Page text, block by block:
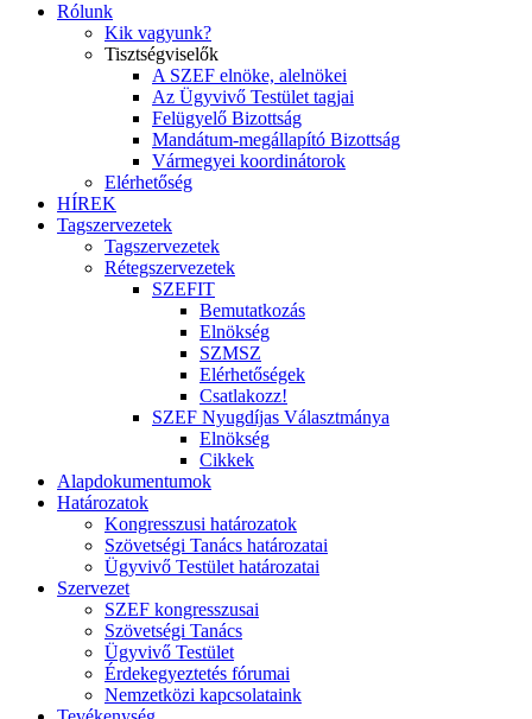
Rólunk
Kik vagyunk?
Tisztségviselők
A SZEF elnöke, alelnökei
Az Ügyvivő Testület tagjai
Felügyelő Bizottság
Mandátum-megállapító Bizottság
Vármegyei koordinátorok
Elérhetőség
HÍREK
Tagszervezetek
Tagszervezetek
Rétegszervezetek
SZEFIT
Bemutatkozás
Elnökség
SZMSZ
Elérhetőségek
Csatlakozz!
SZEF Nyugdíjas Választmánya
Elnökség
Cikkek
Alapdokumentumok
Határozatok
Kongresszusi határozatok
Szövetségi Tanács határozatai
Ügyvivő Testület határozatai
Szervezet
SZEF kongresszusai
Szövetségi Tanács
Ügyvivő Testület
Érdekegyeztetés fórumai
Nemzetközi kapcsolataink